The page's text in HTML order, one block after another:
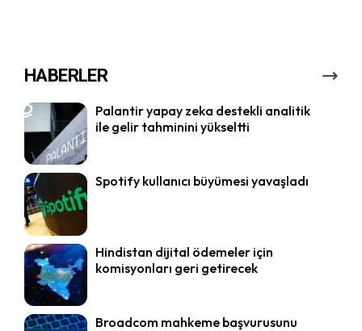
HABERLER
Palantir yapay zeka destekli analitik
ile gelir tahminini yükseltti
Spotify kullanıcı büyümesi yavaşladı
Hindistan dijital ödemeler için
komisyonları geri getirecek
Broadcom mahkeme başvurusunu